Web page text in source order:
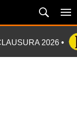
2026